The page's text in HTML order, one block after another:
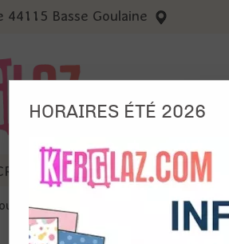
44115 Basse Goulaine
CARTERIE MACHINES
> >
Ils
HORAIRES ÉTÉ 2026